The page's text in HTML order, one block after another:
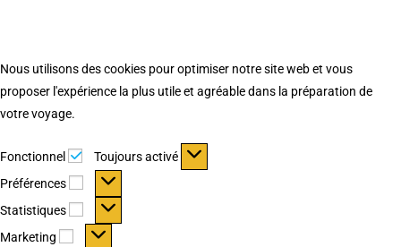
Nous utilisons des cookies pour optimiser notre site web et vous
proposer l'expérience la plus utile et agréable dans la préparation de
votre voyage.
Fonctionnel Fonctionnel
Toujours activé
Préférences
Préférences
Statistiques Statistiques
Marketing Marketing